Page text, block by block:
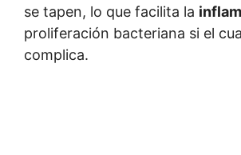
se tapen, lo que facilita la
proliferación bacteriana si el
complica.